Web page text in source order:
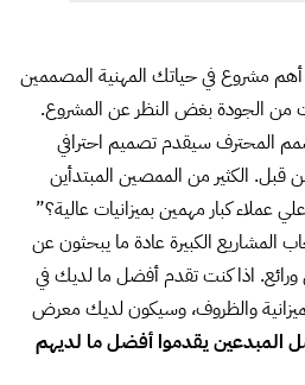
أهم مشروع في حياتك المهنية المصممين
من الجودة بغض النظر عن المشروع.
المحترف سيقدم تصميم احترافي
الكثير من الممصين المبتدأين
عملاء كبار مهمين بميزانيات عالية؟”
المشاريع الكبيرة عادة ما يبحثون عن
اذا كنت تقدم أفضل ما لديك في
والظروف، وسيكون لديك معرض
المبدعين يقدموا أفضل ما لديهم